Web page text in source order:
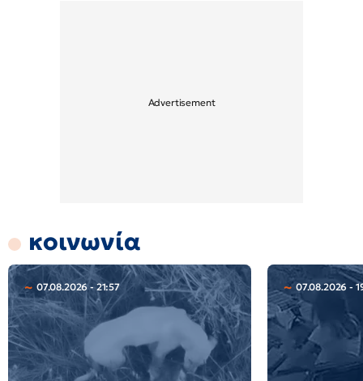
κοινωνία
07.08.2026 - 21:57 07.08.2026 -